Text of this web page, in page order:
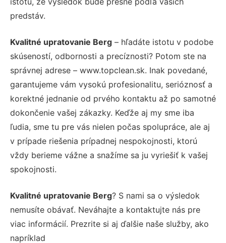
predstáv.
Kvalitné upratovanie Berg – hľadáte istotu v podobe
skúseností, odbornosti a precíznosti? Potom ste na
správnej adrese – www.topclean.sk. Inak povedané,
garantujeme vám vysokú profesionalitu, serióznosť a
korektné jednanie od prvého kontaktu až po samotné
dokončenie vašej zákazky. Keďže aj my sme iba
ľudia, sme tu pre vás nielen počas spolupráce, ale aj
v prípade riešenia prípadnej nespokojnosti, ktorú
vždy berieme vážne a snažíme sa ju vyriešiť k vašej
spokojnosti.
Kvalitné upratovanie Berg? S nami sa o výsledok
nemusíte obávať. Neváhajte a kontaktujte nás pre
viac informácií. Prezrite si aj ďalšie naše služby, ako
napríklad